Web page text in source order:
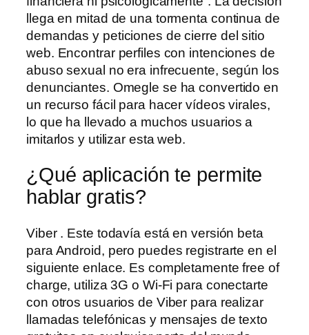
llega en mitad de una tormenta continua de
demandas y peticiones de cierre del sitio
web. Encontrar perfiles con intenciones de
abuso sexual no era infrecuente, según los
denunciantes. Omegle se ha convertido en
un recurso fácil para hacer vídeos virales,
lo que ha llevado a muchos usuarios a
imitarlos y utilizar esta web.
¿Qué aplicación te permite
hablar gratis?
Viber . Este todavía está en versión beta
para Android, pero puedes registrarte en el
siguiente enlace. Es completamente free of
charge, utiliza 3G o Wi-Fi para conectarte
con otros usuarios de Viber para realizar
llamadas telefónicas y mensajes de texto